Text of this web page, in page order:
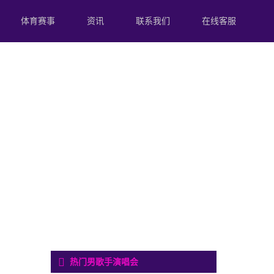
体育赛事 资讯 联系我们 在线客服
热门男歌手演唱会